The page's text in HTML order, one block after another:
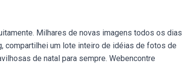
Milhares de novas imagens todos os dias
compartilhei um lote inteiro de idéias de fotos de
de natal para sempre. Webencontre